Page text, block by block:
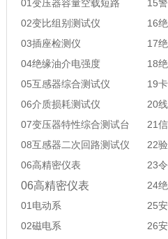
01变压器容量空载短路
15
02变比组别测试仪
16
03插座检测仪
17
04绝缘油介电强度
18
05互感器综合测试仪
19
06介质损耗测试仪
20
07变压器特性综合测试台 21
08互感器二次回路测试仪
22
06高精密仪表
23
06高精密仪表 24
01电动系
25
02磁电系
26